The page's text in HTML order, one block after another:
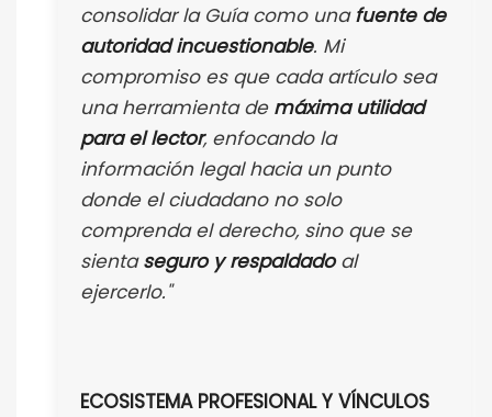
consolidar la Guía como unafuente de
autoridad incuestionable. Mi
compromiso es que cada artículo sea
una herramienta de máxima utilidad
para el lector, enfocando la
información legal hacia un punto
donde el ciudadano no solo
comprenda el derecho, sino que se
sientaseguro y respaldadoal
ejercerlo."
ECOSISTEMA PROFESIONAL Y VÍNCULOS